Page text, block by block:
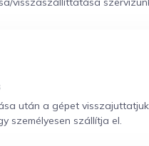
után a gépet
személyesen szállítja el.